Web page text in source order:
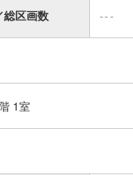
総区画数 ---
1室